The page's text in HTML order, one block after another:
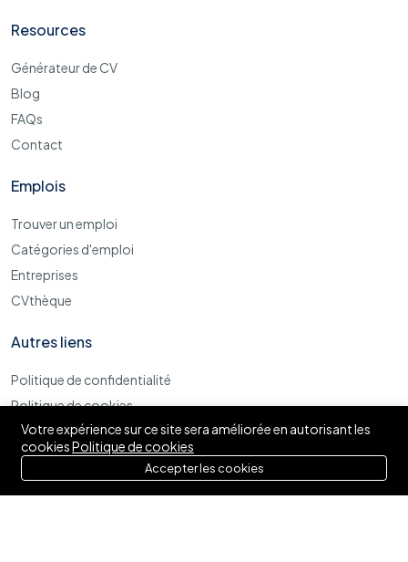
Resources
Générateur de CV
Blog
FAQs
Contact
Emplois
Trouver un emploi
Catégories d'emploi
Entreprises
CVthèque
Autres liens
Politique de confidentialité
Politique de cookies
Termes et conditions d'utilisations
Votre expérience sur ce site sera améliorée en autorisant les
cookiesPolitique de cookies
Accepter les cookies